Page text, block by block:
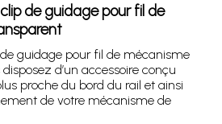
de guidage pour fil de
guidage pour fil de mécanisme
d’un accessoire conçu
proche du bord du rail et ainsi
de votre mécanisme de